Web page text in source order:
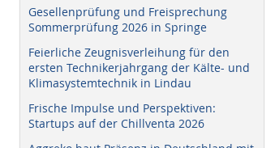
Gesellenprüfung und Freisprechung
Sommerprüfung 2026 in Springe
Feierliche Zeugnisverleihung für den
ersten Technikerjahrgang der Kälte- und
Klimasystemtechnik in Lindau
Frische Impulse und Perspektiven:
Startups auf der Chillventa 2026